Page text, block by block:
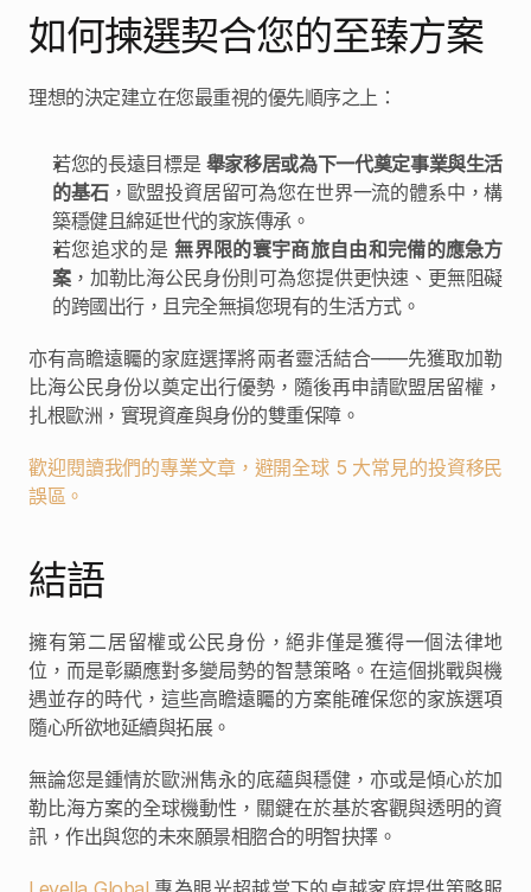
如何揀選契合您的至臻方案
理想的決定建立在您最重視的優先順序之上：
若您的長遠目標是 舉家移居或為下一代奠定事業與生活
的基石，歐盟投資居留可為您在世界一流的體系中，構
築穩健且綿延世代的家族傳承。
若您追求的是 無界限的寰宇商旅自由和完備的應急方
案，加勒比海公民身份則可為您提供更快速、更無阻礙
的跨國出行，且完全無損您現有的生活方式。
亦有高瞻遠矚的家庭選擇將兩者靈活結合——先獲取加勒
比海公民身份以奠定出行優勢，隨後再申請歐盟居留權，
扎根歐洲，實現資產與身份的雙重保障。
歡迎閱讀我們的專業文章，避開全球 5 大常見的投資移民
誤區。
結語
擁有第二居留權或公民身份，絕非僅是獲得一個法律地
位，而是彰顯應對多變局勢的智慧策略。在這個挑戰與機
遇並存的時代，這些高瞻遠矚的方案能確保您的家族選項
隨心所欲地延續與拓展。
無論您是鍾情於歐洲雋永的底蘊與穩健，亦或是傾心於加
勒比海方案的全球機動性，關鍵在於基於客觀與透明的資
訊，作出與您的未來願景相脗合的明智抉擇。